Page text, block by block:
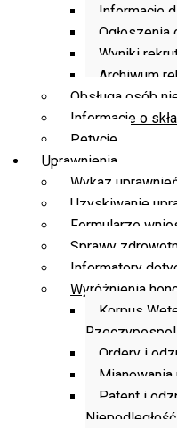
Informacje
Ogłoszenia
Wyniki
Archiwum
Obsługa osób
Informacje o
Petycje
Uprawnienia
Wykaz
Uzyskiwanie
Formularze
Sprawy
Informatory
Wyróżnienia
Korpus
Ordery i
Patent i